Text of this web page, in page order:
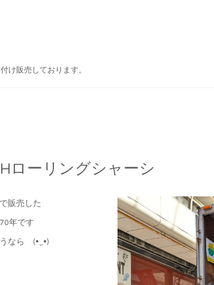
け販売しております。
ローリングシャーシ
販売した
年です
なら (⁠•⁠‿⁠•⁠)